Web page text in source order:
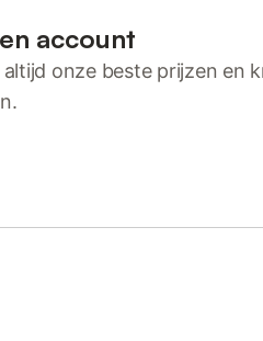
account
onze beste prijzen en